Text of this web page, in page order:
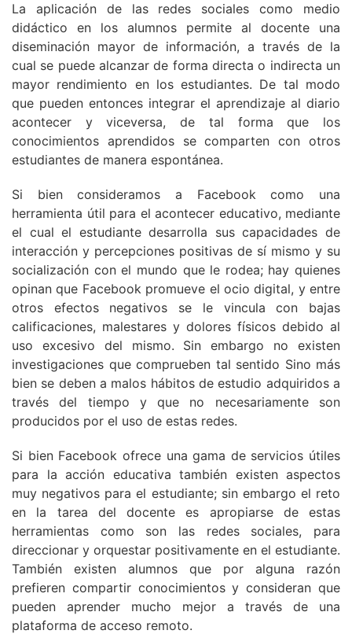
La aplicación de las redes sociales como medio
didáctico en los alumnos permite al docente una
diseminación mayor de información, a través de la
cual se puede alcanzar de forma directa o indirecta un
mayor rendimiento en los estudiantes. De tal modo
que pueden entonces integrar el aprendizaje al diario
acontecer y viceversa, de tal forma que los
conocimientos aprendidos se comparten con otros
estudiantes de manera espontánea.
Si bien consideramos a Facebook como una
herramienta útil para el acontecer educativo, mediante
el cual el estudiante desarrolla sus capacidades de
interacción y percepciones positivas de sí mismo y su
socialización con el mundo que le rodea; hay quienes
opinan que Facebook promueve el ocio digital, y entre
otros efectos negativos se le vincula con bajas
calificaciones, malestares y dolores físicos debido al
uso excesivo del mismo. Sin embargo no existen
investigaciones que comprueben tal sentido Sino más
bien se deben a malos hábitos de estudio adquiridos a
través del tiempo y que no necesariamente son
producidos por el uso de estas redes.
Si bien Facebook ofrece una gama de servicios útiles
para la acción educativa también existen aspectos
muy negativos para el estudiante; sin embargo el reto
en la tarea del docente es apropiarse de estas
herramientas como son las redes sociales, para
direccionar y orquestar positivamente en el estudiante.
También existen alumnos que por alguna razón
prefieren compartir conocimientos y consideran que
pueden aprender mucho mejor a través de una
plataforma de acceso remoto.